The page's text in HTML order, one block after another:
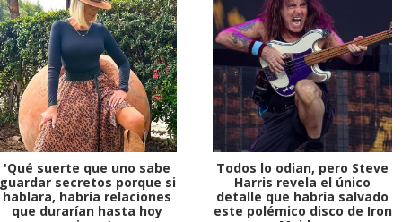
'Qué suerte que uno sabe
guardar secretos porque si
hablara, habría relaciones
que durarían hasta hoy
Todos lo odian, pero Steve
Harris revela el único
detalle que habría salvado
este polémico disco de Iron
1997 — 2026